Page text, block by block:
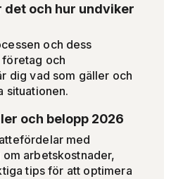
det och hur undviker
och dess
och
dig vad som gäller och
situationen.
och belopp 2026
med
arbetskostnader,
tips för att optimera